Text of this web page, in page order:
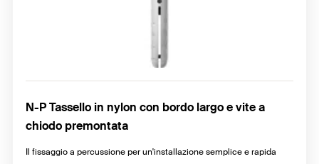
N-P Tassello in nylon con bordo largo e vite a
chiodo premontata
Il fissaggio a percussione per un'installazione semplice e rapida